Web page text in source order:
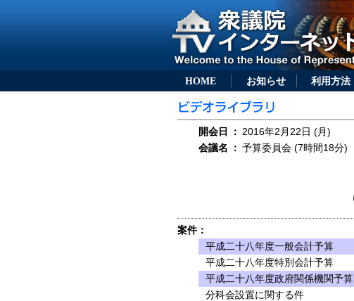
HOME お知らせ 利用方法
開会日 ： 2016年2月22日 (月)
会議名
： 予算委員会 (7時間18分)
案件：
平成二十八年度一般会計予算
平成二十八年度特別会計予算
平成二十八年度政府関係機関予算
分科会設置に関する件